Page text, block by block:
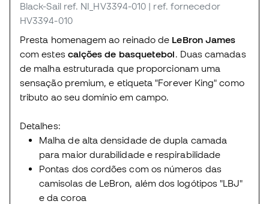
Black-Sail ref. NI_HV3394-010 | ref. fornecedor
HV3394-010
Presta homenagem ao reinado de LeBron James
com estes calções de basquetebol. Duas camadas
de malha estruturada que proporcionam uma
sensação premium, e etiqueta "Forever King" como
tributo ao seu domínio em campo.
Detalhes:
Malha de alta densidade de dupla camada
para maior durabilidade e respirabilidade
Pontas dos cordões com os números das
camisolas de LeBron, além dos logótipos "LBJ"
e da coroa